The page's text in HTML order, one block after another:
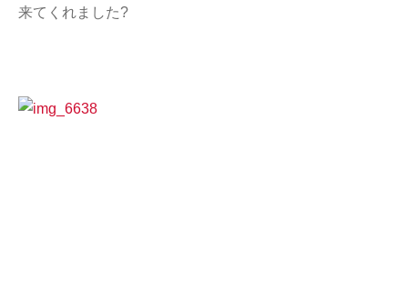
来てくれました?